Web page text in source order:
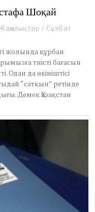
Шоқай
/ Сұхбат
жолында құрбан
тиісті бағасын
Одан да өкініштісі
“сатқын” ретінде
Демек Қазақстан